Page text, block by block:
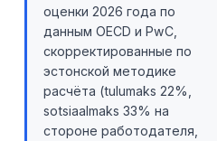
оценки 2026 года по
данным OECD и PwC,
скорректированные по
эстонской методике
расчёта (tulumaks 22%,
sotsiaalmaks 33% на
стороне работодателя,